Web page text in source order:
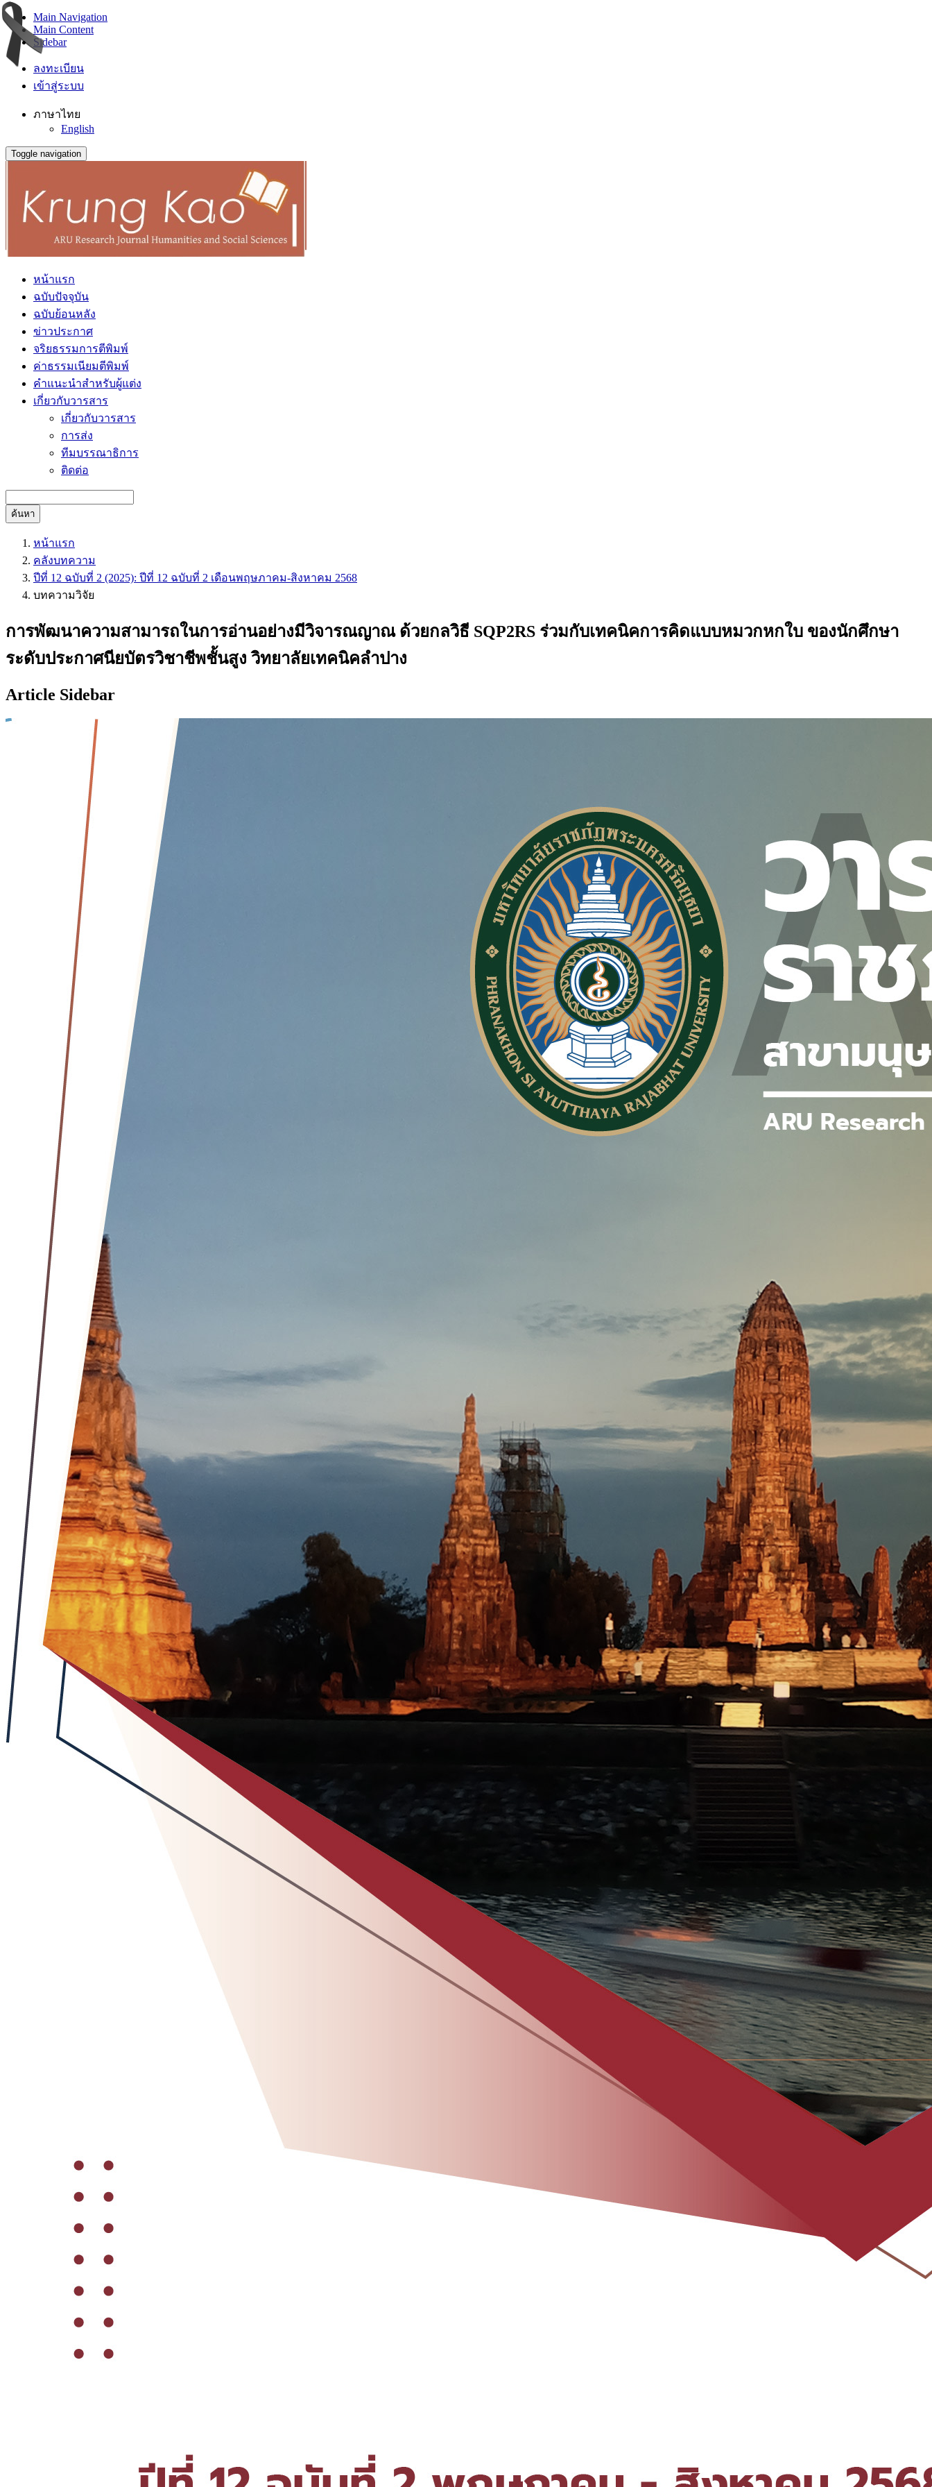
Main Navigation
Main Content
Sidebar
ลงทะเบียน
เข้าสู่ระบบ
ภาษาไทย
English
Toggle navigation
หน้าแรก
ฉบับปัจจุบัน
ฉบับย้อนหลัง
ข่าวประกาศ
จริยธรรมการตีพิมพ์
ค่าธรรมเนียมตีพิมพ์
คำแนะนำสำหรับผู้แต่ง
เกี่ยวกับวารสาร
เกี่ยวกับวารสาร
การส่ง
ทีมบรรณาธิการ
ติดต่อ
ค้นหา
หน้าแรก
คลังบทความ
ปีที่ 12 ฉบับที่ 2 (2025): ปีที่ 12 ฉบับที่ 2 เดือนพฤษภาคม-สิงหาคม 2568
บทความวิจัย
การพัฒนาความสามารถในการอ่านอย่างมีวิจารณญาณ ด้วยกลวิธี SQP2RS ร่วมกับเทคนิคการคิดแบบหมวกหกใบ ของนักศึกษา
ระดับประกาศนียบัตรวิชาชีพชั้นสูง วิทยาลัยเทคนิคลำปาง
Article Sidebar